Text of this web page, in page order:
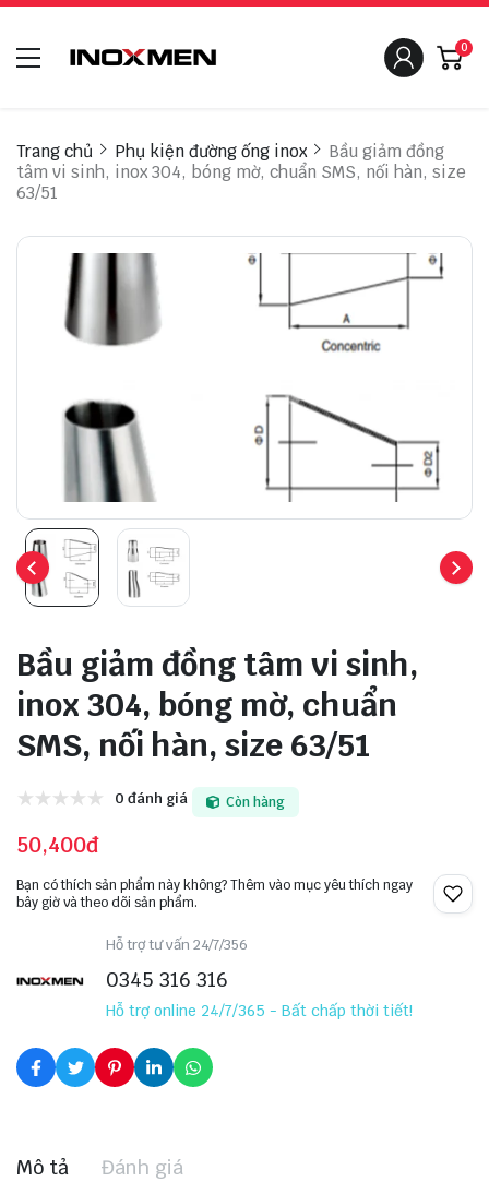
0
Trang chủ Phụ kiện đường ống inox
Bầu giảm đồng
tâm vi sinh, inox 304, bóng mờ, chuẩn SMS, nối hàn, size
63/51
Bầu giảm đồng tâm vi sinh,
inox 304, bóng mờ, chuẩn
SMS, nối hàn, size 63/51
0 đánh giá Còn hàng
50,400đ
Bạn có thích sản phẩm này không? Thêm vào mục yêu thích ngay
bây giờ và theo dõi sản phẩm.
Hỗ trợ tư vấn 24/7/356
0345 316 316
Hỗ trợ online 24/7/365 - Bất chấp thời tiết!
Mô tả Đánh giá